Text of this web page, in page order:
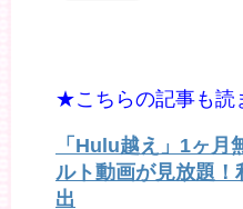
★こちらの記事も
「Hulu越え」1ヶ月
ルト動画が見放題
出